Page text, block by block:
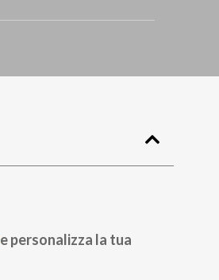
e personalizza la tua